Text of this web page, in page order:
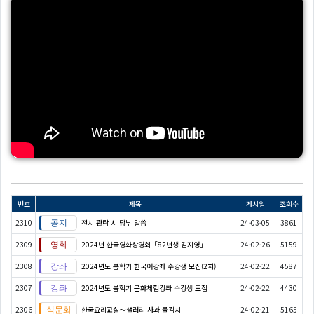
번호 제목 게시일
조회수
2310
전시 관람 시 당부 말씀 24-03-05 3861
2309 2024년 한국영화상영회「82년생 김지영」 24-02-26 5159
2308 2024년도 봄학기 한국어강좌 수강생 모집(2차) 24-02-22 4587
2307 2024년도 봄학기 문화체험강좌 수강생 모집 24-02-22 4430
2306 한국요리교실〜샐러리 사과 물김치 24-02-21 5165